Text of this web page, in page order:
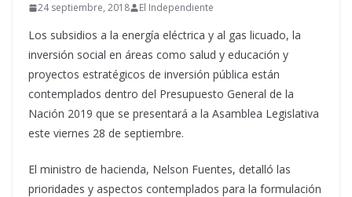
24 septiembre, 2018 El Independiente
Los subsidios a la energía eléctrica y al gas licuado, la
inversión social en áreas como salud y educación y
proyectos estratégicos de inversión pública están
contemplados dentro del Presupuesto General de la
Nación 2019 que se presentará a la Asamblea Legislativa
este viernes 28 de septiembre.
El ministro de hacienda, Nelson Fuentes, detalló las
prioridades y aspectos contemplados para la formulación